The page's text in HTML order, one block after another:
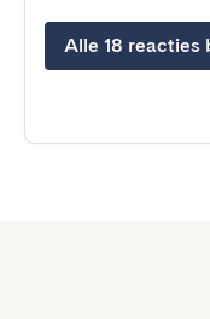
Alle 18 reacties